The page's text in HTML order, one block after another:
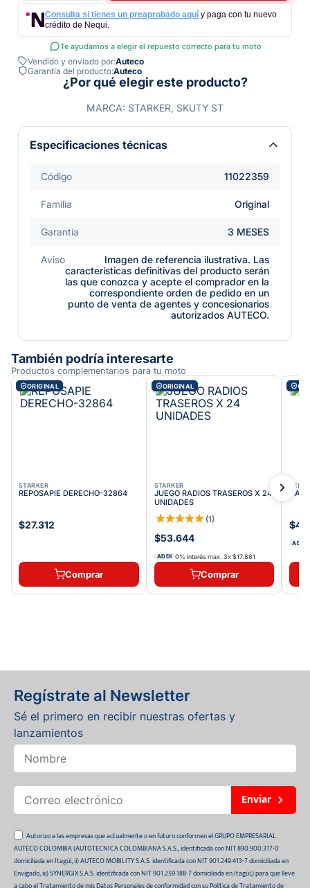
Consulta si tienes un preaprobado aquí y paga con tu nuevo
crédito de Nequi.
Te ayudamos a elegir el repuesto correcto para tu moto
Vendido y enviado por:Auteco
Garantía del producto:Auteco
¿Por qué elegir este producto?
MARCA: STARKER, SKUTY ST
Especificaciones técnicas
Código 11022359
Familia Original
Garantía 3 MESES
Aviso
Imagen de referencia ilustrativa. Las
características definitivas del producto serán
las que conozca y acepte el comprador en la
correspondiente orden de pedido en un
punto de venta de agentes y concesionarios
autorizados AUTECO.
También podría interesarte
Productos complementarios para tu moto
ORIGINAL
STARKER
REPOSAPIE DERECHO-32864
$27.312
Comprar
ORIGINAL
STARKER
JUEGO RADIOS TRASEROS X 24
UNIDADES
★★★★★ (1)
$53.644
ADDI 0% interés max. 3x$17.881
Comprar
ADDI
Regístrate al Newsletter
Sé el primero en recibir nuestras ofertas y
lanzamientos
Enviar
Autorizo a las empresas que actualmente o en futuro conformen el GRUPO EMPRESARIAL
AUTECO COLOMBIA (AUTOTECNICA COLOMBIANA S.A.S., identificada con NIT 890.900.317-0
domiciliada en Itagüí, ii) AUTECO MOBILITY S.A.S. identificada con NIT 901.249.413-7 domiciliada en
Envigado, iii) SYNERGIX S.A.S. identificada con NIT 901.259.188-7 domiciliada en Itagüí,) para que lleve